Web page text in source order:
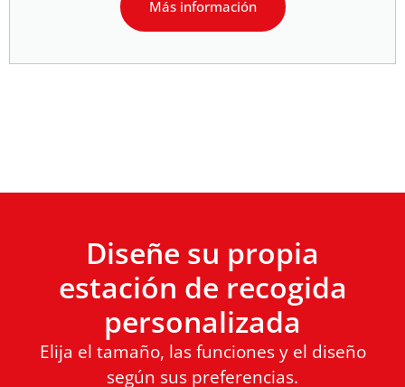
Más información
Diseñe su propia
estación de recogida
personalizada
Elija el tamaño, las funciones y el diseño
según sus preferencias.